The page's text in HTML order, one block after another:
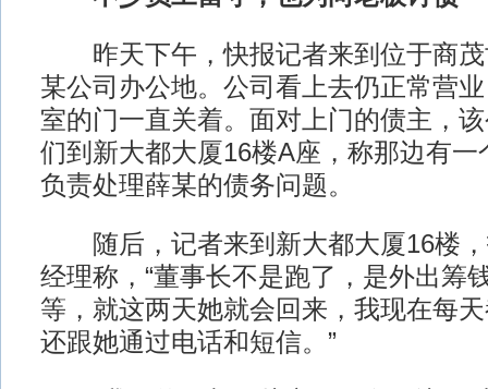
昨天下午，快报记者来到位于商茂
某公司办公地。公司看上去仍正常营
室的门一直关着。面对上门的债主，
们到新大都大厦16楼A座，称那边有一
负责处理薛某的债务问题。
随后，记者来到新大都大厦16楼，
经理称，“董事长不是跑了，是外出筹
等，就这两天她就会回来，我现在每
还跟她通过电话和短信。”